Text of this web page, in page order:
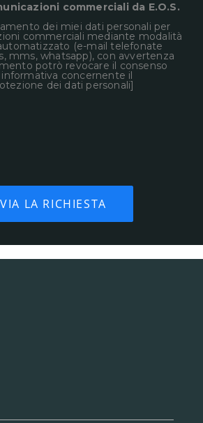
commerciali da E.O.S.
dei miei dati personali per
commerciali mediante modalità
(e-mail telefonate
mms, whatsapp), con avvertenza
potrò revocare il consenso
concernente il
dei dati personali]